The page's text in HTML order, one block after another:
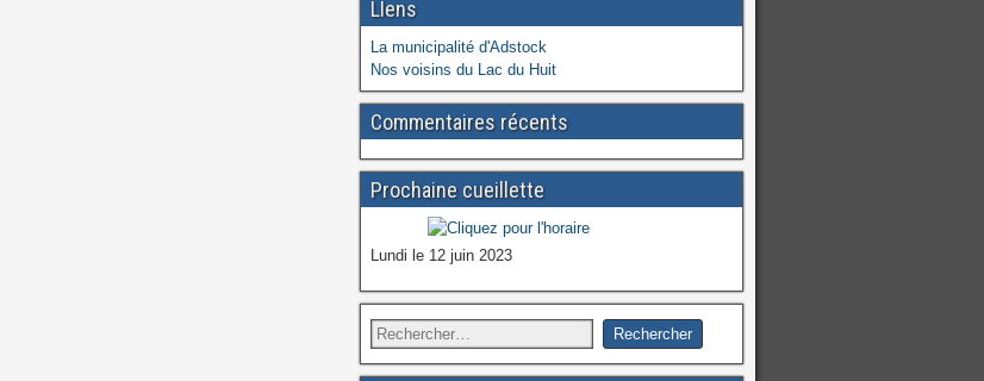
LIens
La municipalité d'Adstock
Nos voisins du Lac du Huit
Commentaires récents
Prochaine cueillette
Lundi le 12 juin 2023